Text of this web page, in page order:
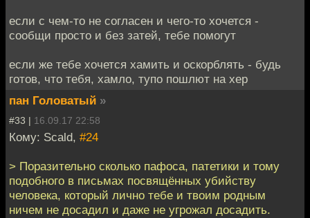
если с чем-то не согласен и чего-то хочется -
сообщи просто и без затей, тебе помогут
если же тебе хочется хамить и оскорблять - будь
готов, что тебя, хамло, тупо пошлют на хер
пан Головатый »
#33 | 16.09.17 22:58
Кому: Scald, #24
> Поразительно сколько пафоса, патетики и тому
подобного в письмах посвящённых убийству
человека, который лично тебе и твоим родным
ничем не досадил и даже не угрожал досадить.